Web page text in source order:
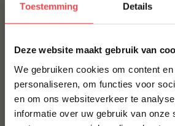
Toestemming Details
Deze website maakt gebruik van
We gebruiken cookies om content
personaliseren, om functies voor
en om ons websiteverkeer te
informatie over uw gebruik van onze
BBQuality staat voor betaalbaar
op smaak brengen. Bestel je
nog en ervaar de smaak van
Contact
10% korting op je
eerste bestelling*